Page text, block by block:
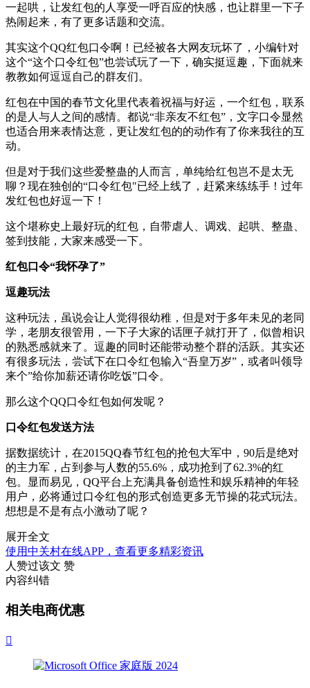
一起哄，让发红包的人享受一呼百应的快感，也让群里一下子
热闹起来，有了更多话题和交流。
其实这个QQ红包口令啊！已经被各大网友玩坏了，小编针对
这个“这个口令红包”也尝试玩了一下，确实挺逗趣，下面就来
教教如何逗逗自己的群友们。
红包在中国的春节文化里代表着祝福与好运，一个红包，联系
的是人与人之间的感情。都说“非亲友不红包”，文字口令显然
也适合用来表情达意，更让发红包的的动作有了你来我往的互
动。
但是对于我们这些爱整蛊的人而言，单纯给红包岂不是太无
聊？现在独创的“口令红包"已经上线了，赶紧来练练手！过年
发红包也好逗一下！
这个堪称史上最好玩的红包，自带虐人、调戏、起哄、整蛊、
签到技能，大家来感受一下。
红包口令“我怀孕了”
逗趣玩法
这种玩法，虽说会让人觉得很幼稚，但是对于多年未见的老同
学，老朋友很管用，一下子大家的话匣子就打开了，似曾相识
的熟悉感就来了。逗趣的同时还能带动整个群的活跃。其实还
有很多玩法，尝试下在口令红包输入“吾皇万岁”，或者叫领导
来个”给你加薪还请你吃饭”口令。
那么这个QQ口令红包如何发呢？
口令红包发送方法
据数据统计，在2015QQ春节红包的抢包大军中，90后是绝对
的主力军，占到参与人数的55.6%，成功抢到了62.3%的红
包。显而易见，QQ平台上充满具备创造性和娱乐精神的年轻
用户，必将通过口令红包的形式创造更多无节操的花式玩法。
想想是不是有点小激动了呢？
展开全文
使用中关村在线APP，查看更多精彩资讯
人赞过该文 赞
内容纠错
相关电商优惠
